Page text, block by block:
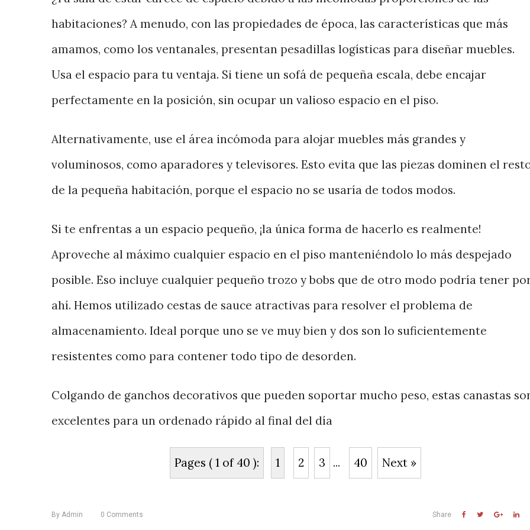
habitaciones? A menudo, con las propiedades de época, las características que más
amamos, como los ventanales, presentan pesadillas logísticas para diseñar muebles.
Usa el espacio para tu ventaja. Si tiene un sofá de pequeña escala, debe encajar
perfectamente en la posición, sin ocupar un valioso espacio en el piso.
Alternativamente, use el área incómoda para alojar muebles más grandes y
voluminosos, como aparadores y televisores. Esto evita que las piezas dominen el
de la pequeña habitación, porque el espacio no se usaría de todos modos.
Si te enfrentas a un espacio pequeño, ¡la única forma de hacerlo es realmente!
Aproveche al máximo cualquier espacio en el piso manteniéndolo lo más despejado
posible. Eso incluye cualquier pequeño trozo y bobs que de otro modo podría tener
ahí. Hemos utilizado cestas de sauce atractivas para resolver el problema de
almacenamiento. Ideal porque uno se ve muy bien y dos son lo suficientemente
resistentes como para contener todo tipo de desorden.
Colgando de ganchos decorativos que pueden soportar mucho peso, estas canastas
excelentes para un ordenado rápido al final del día
Pages ( 1 of 40 ): 1 2 3 ... 40 Next »
By Admin 0 Comments Share